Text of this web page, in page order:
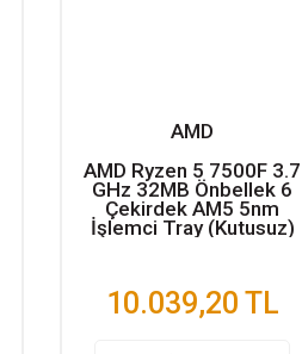
AMD
AMD Ryzen 5 7500F 3.7
GHz 32MB Önbellek 6
Çekirdek AM5 5nm
İşlemci Tray (Kutusuz)
10.039,20 TL